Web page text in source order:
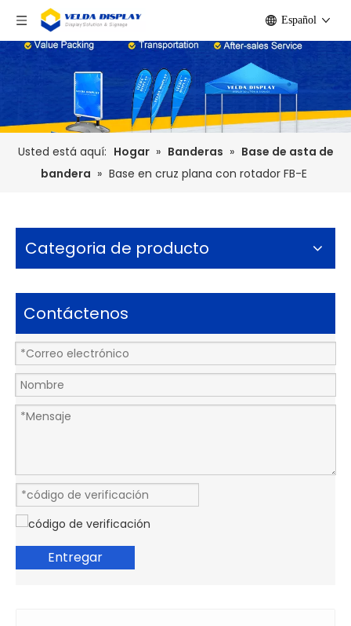
Español
Usted está aquí: Hogar » Banderas » Base de asta de
bandera » Base en cruz plana con rotador FB-E
Categoria de producto
Contáctenos
Entregar